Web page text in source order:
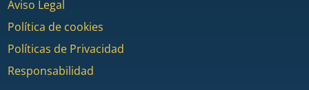
Aviso Legal
Política de cookies
Políticas de Privacidad
Responsabilidad